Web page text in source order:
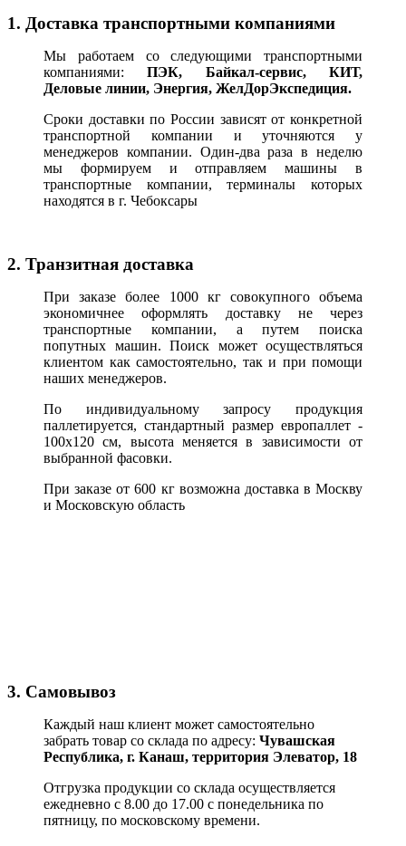
1. Доставка транспортными компаниями
Мы работаем со следующими транспортными
компаниями:ПЭК, Байкал-сервис, КИТ,
Деловые линии, Энергия, ЖелДорЭкспедиция.
Сроки доставки по России зависят от конкретной
транспортной компании и уточняются у
менеджеров компании. Один-два раза в неделю
мы формируем и отправляем машины в
транспортные компании, терминалы которых
находятся в г. Чебоксары
2. Транзитная доставка
При заказе более 1000 кг совокупного объема
экономичнее оформлять доставку не через
транспортные компании, а путем поиска
попутных машин. Поиск может осуществляться
клиентом как самостоятельно, так и при помощи
наших менеджеров.
По индивидуальному запросу продукция
паллетируется, стандартный размер европаллет -
100х120 см, высота меняется в зависимости от
выбранной фасовки.
При заказе от 600 кг возможна доставка в Москву
и Московскую область
3. Самовывоз
Каждый наш клиент может самостоятельно
забрать товар со склада по адресу: Чувашская
Республика, г. Канаш, территория Элеватор, 18
Отгрузка продукции со склада осуществляется
ежедневно с 8.00 до 17.00 с понедельника по
пятницу, по московскому времени.